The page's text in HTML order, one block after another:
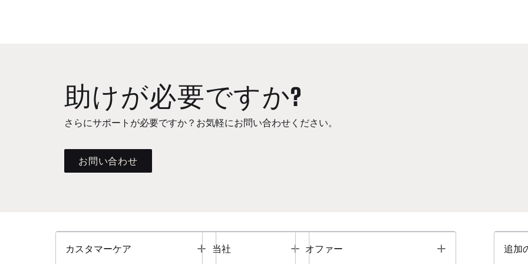
助けが必要ですか?
さらにサポートが必要ですか？お気軽にお問い合わせください。
お問い合わせ
カスタマーケア Toggle
当社 Toggle
オファー Toggle 追加